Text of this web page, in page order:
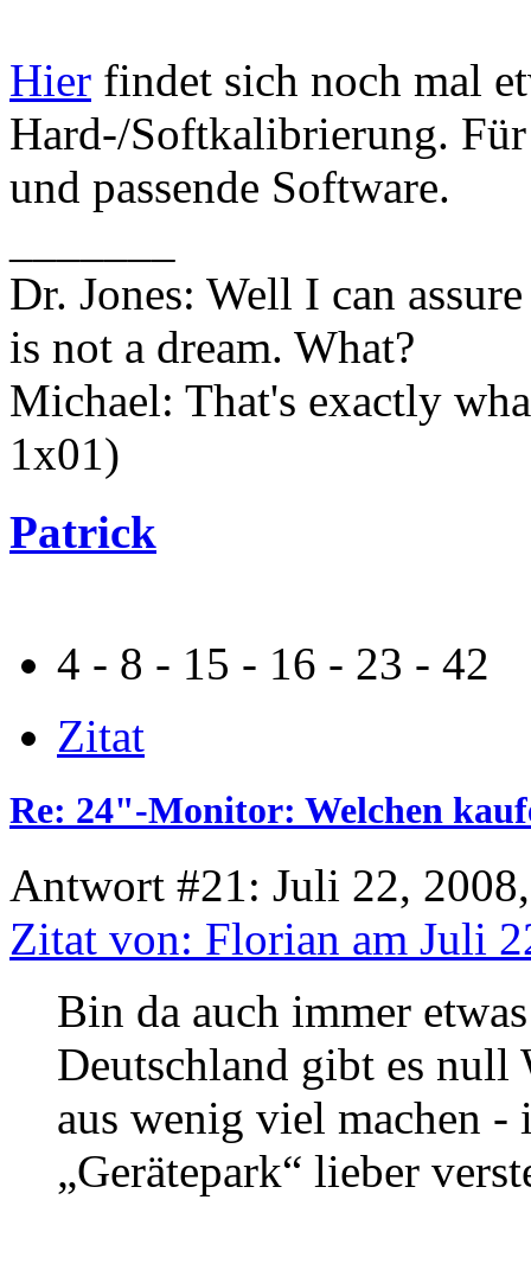
Hier findet sich noch mal
Hard-/Softkalibrierung.
und passende Software.
Dr. Jones: Well I can
is not a dream. What?
Michael: That's exactly
1x01)
Patrick
4 - 8 - 15 - 16 - 23 - 42
Zitat
Re: 24"-Monitor: Welchen
Antwort #21: Juli 22,
Zitat von: Florian am Juli
Bin da auch immer
Deutschland gibt es null
aus wenig viel machen
„Gerätepark“ lieber